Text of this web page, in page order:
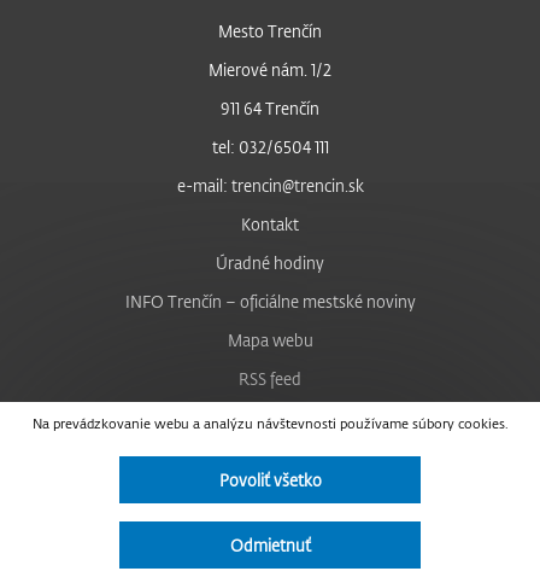
Na prevádzkovanie webu a analýzu návštevnosti používame súbory cookies.
Povoliť všetko
Odmietnuť
Mesto Trenčín
Mierové nám. 1/2
911 64 Trenčín
tel: 032/6504 111
e-mail: trencin@trencin.sk
Kontakt
Úradné hodiny
INFO Trenčín – oficiálne mestské noviny
Mapa webu
RSS feed
Nastavenie cookies
Facebook
Instagram
Vyhlásenie o prístupnosti